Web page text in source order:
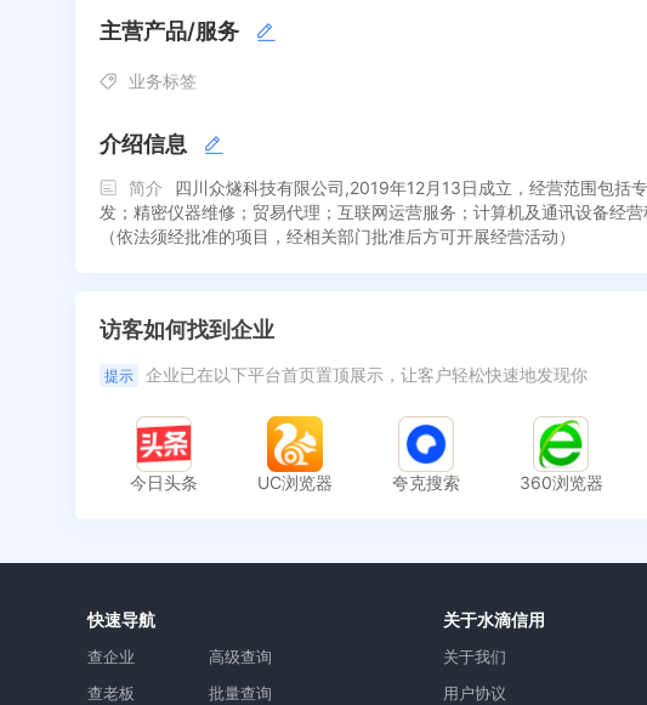
主营产品/服务
业务标签
介绍信息
简介
四川众燧科技有限公司,2019年12月13日成立，经营范围包括
发；精密仪器维修；贸易代理；互联网运营服务；计算机及通讯设备经
（依法须经批准的项目，经相关部门批准后方可开展经营活动）
访客如何找到企业
提示 企业已在以下平台首页置顶展示，让客户轻松快速地发现你
今日头条 UC浏览器 夸克搜索 360浏览器
快速导航
查企业
查老板
高级查询
批量查询
关于水滴信用
关于我们
用户协议